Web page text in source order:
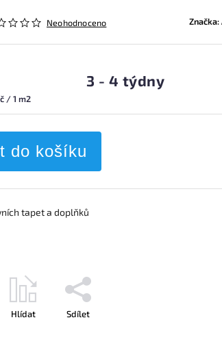
Neohodnoceno Značka:
/ 1 m2
3 - 4 týdny
do košíku
tapet a doplňků
Hlídat Sdílet